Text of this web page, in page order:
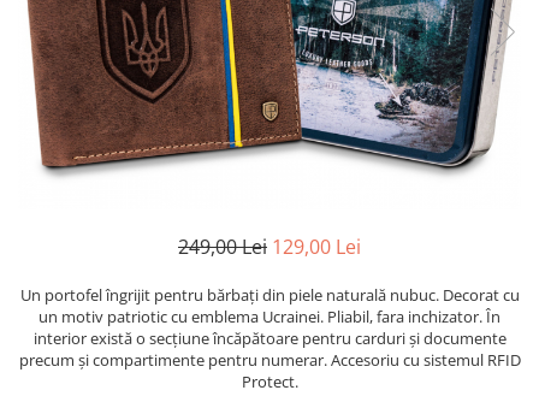
249,00 Lei 129,00 Lei
Un portofel îngrijit pentru bărbați din piele naturală nubuc. Decorat cu
un motiv patriotic cu emblema Ucrainei. Pliabil, fara inchizator. În
interior există o secțiune încăpătoare pentru carduri și documente
precum și compartimente pentru numerar. Accesoriu cu sistemul RFID
Protect.